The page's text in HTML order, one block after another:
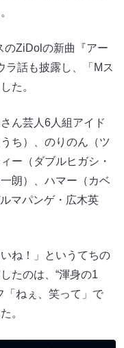
のZiDolの新曲『アー
ラ話も披露し、「Mス
た。
ん芸人6人組アイド
ち）、のりのん（ツ
ー（ダブルヒガシ・
朗）、ハマー（カベ
マパンゲ・広木英
ね！」というてちの
たのは、“渾身の1
「ねぇ、笑って」で
。